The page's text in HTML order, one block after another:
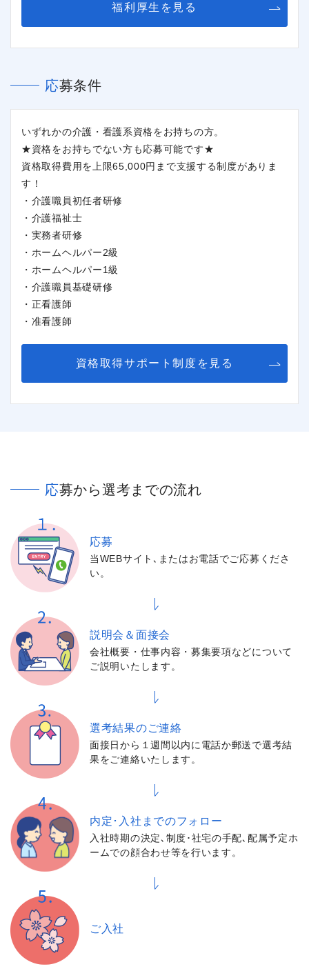
福利厚生を見る
応募条件
いずれかの介護・看護系資格をお持ちの方。
★資格をお持ちでない方も応募可能です★
資格取得費用を上限65,000円まで支援する制度がありま
す！
・介護職員初任者研修
・介護福祉士
・実務者研修
・ホームヘルパー2級
・ホームヘルパー1級
・介護職員基礎研修
・正看護師
・准看護師
資格取得サポート制度を見る
応募から選考までの流れ
応募
当WEBサイト､またはお電話でご応募くださ
い。
説明会＆面接会
会社概要・仕事内容・募集要項などについて
ご説明いたします。
選考結果のご連絡
面接日から１週間以内に電話か郵送で選考結
果をご連絡いたします。
内定･入社までのフォロー
入社時期の決定､制度･社宅の手配､配属予定ホ
ームでの顔合わせ等を行います。
ご入社